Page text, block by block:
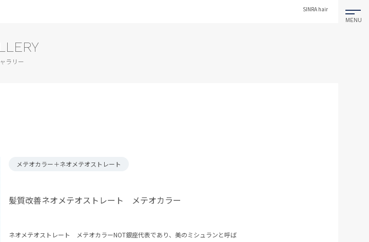
SINRA hair
ラリー
メテオカラー＋ネオメテオストレート
髪質改善ネオメテオストレート メテオカラー
ネオメテオストレート メテオカラーNOT銀座代表であり、美のミシュランと呼ば